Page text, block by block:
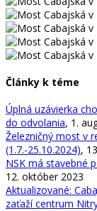
Články k téme
Úplná uzávierka
do odvolania, 1.
Železničný most v
(1.7.-25.10.2024),
NSK má stavebné
12. október 2023
Aktualizované:
zaťaží centrum